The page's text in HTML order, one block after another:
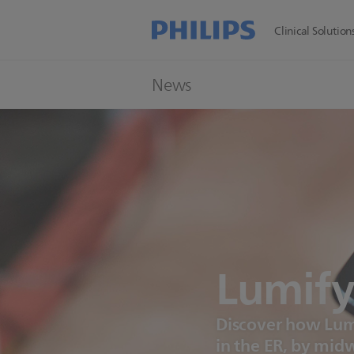
Clinical
News
Discover how
in the ER, by